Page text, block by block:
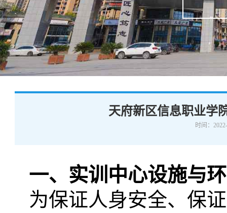
学生资助
下载中心
联系我们
专业建设
课程建设
教学改革
学术交流
天府新区信息职业学
时间：
一、实训中心设施与
为保证人身安全、保